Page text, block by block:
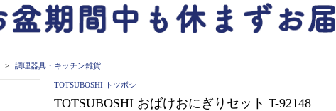
調理器具・キッチン雑貨
TOTSUBOSHI トツボシ
TOTSUBOSHI おばけおにぎりセット T-92148